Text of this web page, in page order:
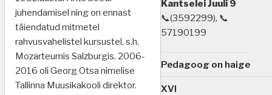
juhendamisel ning on ennast
täiendatud mitmetel
rahvusvahelistel kursustel, s.h.
Mozarteumis Salzburgis. 2006-
2016 oli Georg Otsa nimelise
Tallinna Muusikakooli direktor.
Kantselei Juuli 9
📞(3592299), 📞
57190199
Pedagoog on haige
XVI